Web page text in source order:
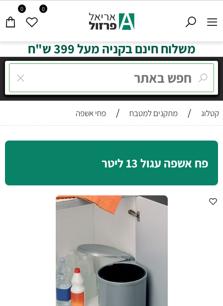
0 0
משלוח חינם בקניה מעל 399 ש"ח
קטלוג / מתקנים למטבח / פחי אשפה
פח אשפה עגול 13 ליטר